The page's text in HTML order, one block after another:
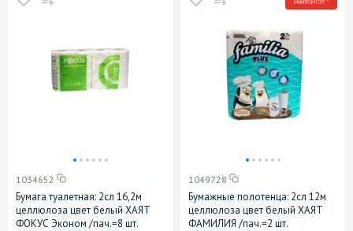
1034652
Бумага туалетная: 2сл 16,2м
целлюлоза цвет белый ХАЯТ
ФОКУС Эконом /пач.=8 шт.
1049728
Бумажные полотенца: 2сл 12м
целлюлоза цвет белый ХАЯТ
ФАМИЛИЯ /пач.=2 шт.